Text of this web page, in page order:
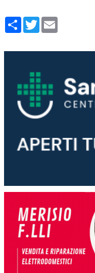
Condividi
Twitter